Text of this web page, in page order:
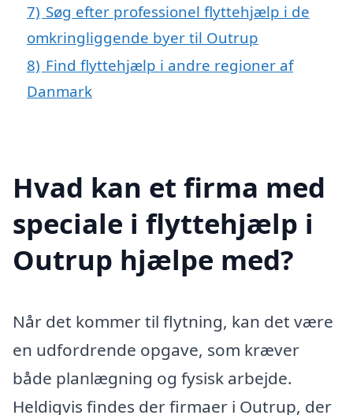
7) Søg efter professionel flyttehjælp i de
omkringliggende byer til Outrup
8) Find flyttehjælp i andre regioner af
Danmark
Hvad kan et firma med
speciale i flyttehjælp i
Outrup hjælpe med?
Når det kommer til flytning, kan det være
en udfordrende opgave, som kræver
både planlægning og fysisk arbejde.
Heldigvis findes der firmaer i Outrup, der